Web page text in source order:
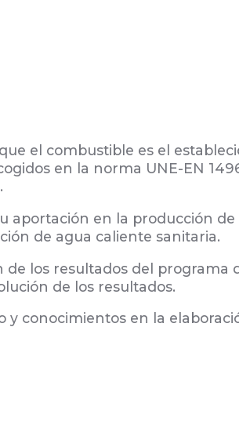
el combustible es el
en la norma UNE-EN
aportación en la producción de
de agua caliente sanitaria.
los resultados del programa
de los resultados.
conocimientos en la